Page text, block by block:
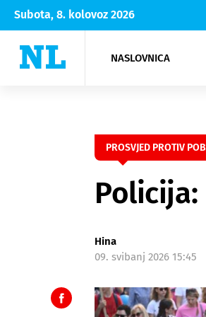
Subota, 8. kolovoz 2026
NASLOVNICA
PROSVJED PROTIV
Policija:
Hina
09. svibanj 2026 15:45